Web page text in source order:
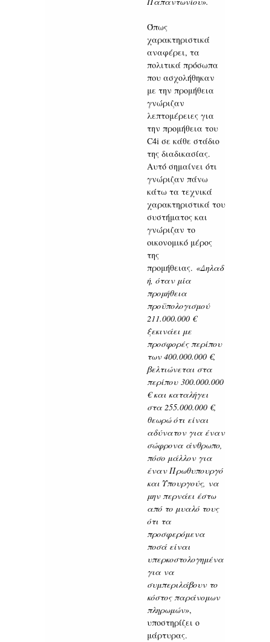
Όπως
χαρακτηριστικά
αναφέρει, τα
πολιτικά πρόσωπα
που ασχολήθηκαν
με την προμήθεια
γνώριζαν
λεπτομέρειες για
την προμήθεια του
C4i σε κάθε στάδιο
της διαδικασίας.
Αυτό σημαίνει ότι
γνώριζαν πάνω
κάτω τα τεχνικά
χαρακτηριστικά του
συστήματος και
γνώριζαν το
οικονομικό μέρος
της
προμήθειας. «Δηλαδ
ή, όταν μία
προμήθεια
προϋπολογισμού
211.000.000 €
ξεκινάει με
προσφορές περίπου
των 400.000.000 €,
βελτιώνεται στα
περίπου300.000.000
€ και καταλήγει
στα 255.000.000 €,
θεωρώ ότι είναι
αδύνατον για έναν
σώφρονα άνθρωπο,
πόσο μάλλον για
έναν Πρωθυπουργό
και Υπουργούς, να
μην περνάει έστω
από το μυαλό τους
ότι τα
προσφερόμενα
ποσά είναι
υπερκοστολογημένα
για να
συμπεριλάβουν το
κόστος παράνομων
πληρωμών»,
υποστηρίζει ο
μάρτυρας.